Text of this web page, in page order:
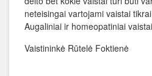
neteisingai vartojami vaistai
Augaliniai ir homeopatiniai
Vaistininkė Rūtelė Foktienė